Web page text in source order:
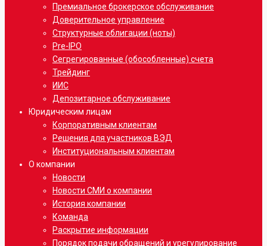
Премиальное брокерское обслуживание
Доверительное управление
Структурные облигации (ноты)
Pre-IPO
Сегрегированные (обособленные) счета
Трейдинг
ИИС
Депозитарное обслуживание
Юридическим лицам
Корпоративным клиентам
Решения для участников ВЭД
Институциональным клиентам
О компании
Новости
Новости СМИ о компании
История компании
Команда
Раскрытие информации
Порядок подачи обращений и урегулирование